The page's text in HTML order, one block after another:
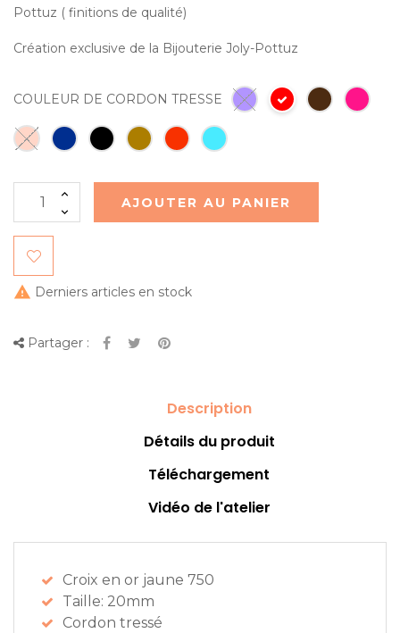
Pottuz ( finitions de qualité)
Création exclusive de la Bijouterie Joly-Pottuz
COULEUR DE CORDON TRESSE
AJOUTER AU PANIER
 Derniers articles en stock
Partager :
Description
Détails du produit
Téléchargement
Vidéo de l'atelier
Croix en or jaune 750
Taille: 20mm
Cordon tressé